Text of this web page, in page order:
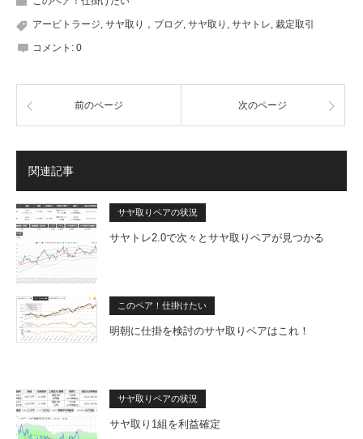
アービトラージ, サヤ取り，ブログ, サヤ取り , サヤトレ, 裁定取引
コメント: 0
前のページ 次のページ
関連記事
サヤ取りペアの状況
サヤトレ2.0で次々とサヤ取りペアが見つかる
このペア！仕掛けたい
明朝に仕掛を検討のサヤ取りペアはこれ！
サヤ取りペアの状況
サヤ取り1組を利益確定